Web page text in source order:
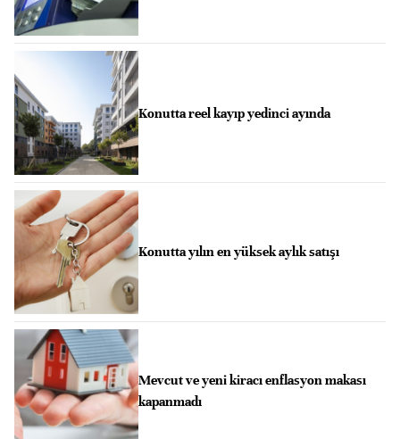
Konutta reel kayıp yedinci ayında
Konutta yılın en yüksek aylık satışı
Mevcut ve yeni kiracı enflasyon makası
kapanmadı